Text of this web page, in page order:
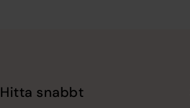
Hitta snabbt